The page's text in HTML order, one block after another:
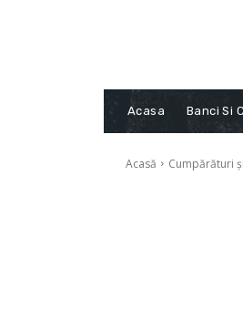
Acasa Banci Si
Acasă Cumpărături